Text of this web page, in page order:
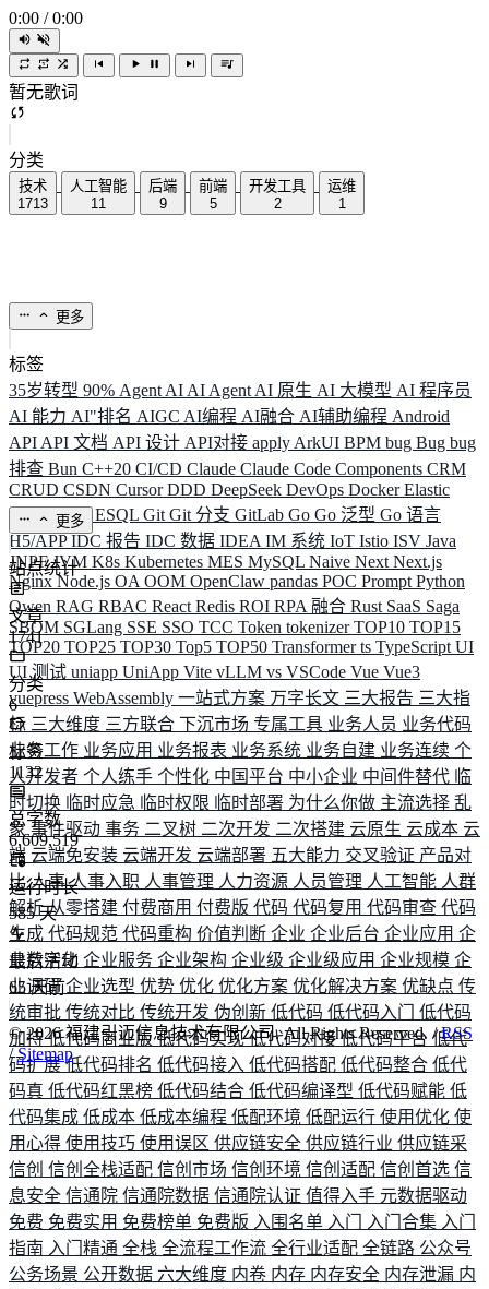
0:00 / 0:00
暂无歌词
分类
技术
1713
人工智能
11
后端
9
前端
5
开发工具
2
运维
1
更多
标签
35岁转型 90% Agent AI AI Agent AI 原生 AI 大模型 AI 程序员
AI 能力 AI"排名 AIGC AI编程 AI融合 AI辅助编程 Android
API API 文档 API 设计 API对接 apply ArkUI BPM bug Bug bug
排查 Bun C++20 CI/CD Claude Claude Code Components CRM
CRUD CSDN CursorDDD DeepSeek DevOps DockerElastic
ELK ElysiaESQL Git Git 分支 GitLab Go Go 泛型 Go 语言
H5/APPIDC 报告 IDC 数据 IDEA IM 系统 IoT Istio ISV Java
JNPFJVM K8s Kubernetes MES MySQL Naive Next Next.js
NginxNode.js OA OOM OpenClaw pandas POC Prompt Python
Qwen RAG RBAC React Redis ROI RPA 融合 Rust SaaS Saga
SBOM SGLang SSE SSO TCC Token tokenizerTOP10 TOP15
TOP20 TOP25 TOP30 Top5 TOP50 Transformerts TypeScript UI
UI 测试 uniapp UniApp Vite vLLM vs VSCode Vue Vue3
vuepress WebAssembly 一站式方案 万字长文 三大报告 三大指
标 三大维度 三方联合 下沉市场 专属工具 业务人员 业务代码
业务工作 业务应用 业务报表 业务系统 业务自建 业务连续 个
人开发者 个人练手 个性化 中国平台 中小企业 中间件替代 临
时切换 临时应急 临时权限 临时部署 为什么你做 主流选择 乱
象 事件驱动 事务 二叉树 二次开发 二次搭建 云原生 云成本 云
端 云端免安装 云端开发 云端部署 五大能力 交叉验证 产品对
比人事人事入职 人事管理 人力资源 人员管理 人工智能 人群
解析从零搭建 付费商用 付费版 代码 代码复用 代码审查 代码
生成 代码规范 代码重构 价值判断 企业 企业后台 企业应用 企
业数字化 企业服务 企业架构 企业级 企业级应用 企业规模 企
业调研企业选型 优势 优化 优化方案 优化解决方案 优缺点 传
统审批 传统对比 传统开发 伪创新 低代码 低代码入门 低代码
加持低代码商业版低代码实现低代码对接低代码平台 低代
码扩展低代码排名 低代码接入 低代码搭配 低代码整合 低代
码真 低代码红黑榜 低代码结合 低代码编译型 低代码赋能 低
代码集成 低成本 低成本编程 低配环境 低配运行 使用优化 使
用心得 使用技巧 使用误区 供应链安全 供应链行业 供应链采
信创 信创全栈适配 信创市场 信创环境 信创适配 信创首选 信
息安全 信通院 信通院数据 信通院认证 值得入手 元数据驱动
免费 免费实用 免费榜单 免费版 入围名单 入门 入门合集 入门
指南 入门精通 全栈 全流程工作流 全行业适配 全链路 公众号
公务场景 公开数据 六大维度 内卷 内存 内存安全 内存泄漏 内
更多
站点统计
文章
1741
分类
6
标签
1132
总字数
6,609,519
运行时长
585 天
最后活动
65 天前
©2026福建引迈信息技术有限公司. All Rights Reserved. /RSS
/Sitemap